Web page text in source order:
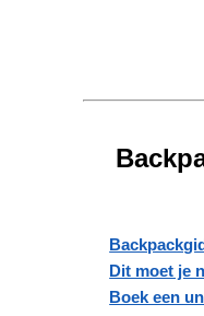
Dit moet je
Boek een